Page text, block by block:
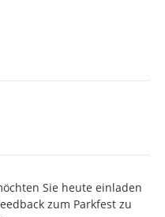
Sie heute einladen
zum Parkfest zu